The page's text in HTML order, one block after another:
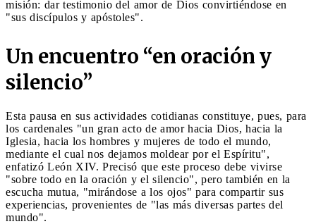
misión: dar testimonio del amor de Dios convirtiéndose en
"sus discípulos y apóstoles".
Un encuentro “en oración y
silencio”
Esta pausa en sus actividades cotidianas constituye, pues, para
los cardenales "un gran acto de amor hacia Dios, hacia la
Iglesia, hacia los hombres y mujeres de todo el mundo,
mediante el cual nos dejamos moldear por el Espíritu",
enfatizó León XIV. Precisó que este proceso debe vivirse
"sobre todo en la oración y el silencio", pero también en la
escucha mutua, "mirándose a los ojos" para compartir sus
experiencias, provenientes de "las más diversas partes del
mundo".